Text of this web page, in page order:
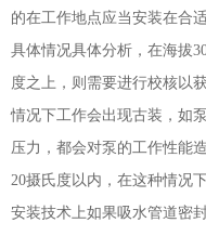
的在工作地点应当安装在合
具体情况具体分析，在海拔
度之上，则需要进行校核以
情况下工作会出现古装，如
压力，都会对泵的工作性能
20摄氏度以内，在这种情况
安装技术上如果吸水管道密